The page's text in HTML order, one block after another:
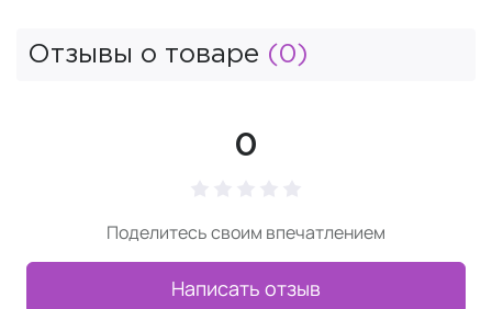
Отзывы о товаре (0)
0
Поделитесь своим впечатлением
Написать отзыв